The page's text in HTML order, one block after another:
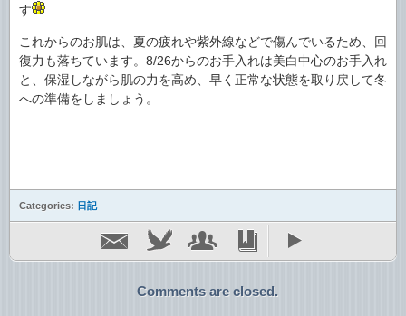
す
これからのお肌は、夏の疲れや紫外線などで傷んでいるため、回
復力も落ちています。8/26からのお手入れは美白中心のお手入れ
と、保湿しながら肌の力を高め、早く正常な状態を取り戻して冬
への準備をしましょう。
Categories: 日記
Comments are closed.